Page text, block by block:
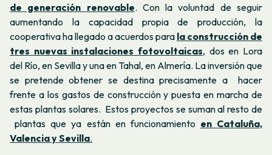
de generación renovable. Con la voluntad de seguir
aumentando la capacidad propia de producción, la
cooperativa ha llegado a acuerdos para la construcción de
tres nuevas instalaciones fotovoltaicas, dos en Lora
del Río, en Sevilla y una en Tahal, en Almería. La inversión que
se pretende obtener se destina precisamente a hacer
frente a los gastos de construcción y puesta en marcha de
estas plantas solares. Estos proyectos se suman al resto de
plantas que ya están en funcionamiento en Cataluña,
Valencia y Sevilla.